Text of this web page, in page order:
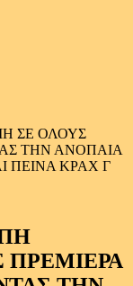
ΣΕ ΟΛΟΥΣ
ΤΗΝ ΑΝΟΠΑΙΑ
ΠΕΙΝΑ ΚΡΑΧ Γ